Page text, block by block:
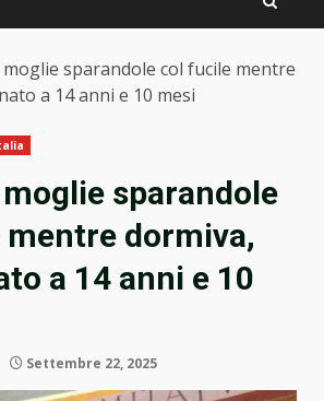
moglie sparandole col fucile mentre
a 14 anni e 10 mesi
sparandole
dormiva,
a 14 anni e 10
Settembre 22, 2025